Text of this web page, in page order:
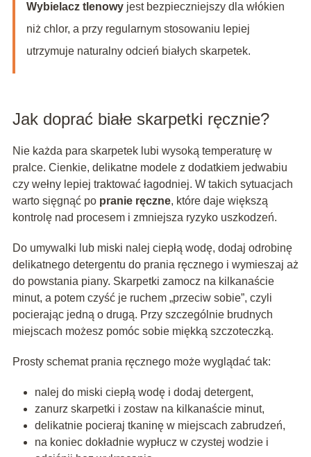
Wybielacz tlenowyjest bezpieczniejszy dla włókien
niż chlor, a przy regularnym stosowaniu lepiej
utrzymuje naturalny odcień białych skarpetek.
Jak doprać białe skarpetki ręcznie?
Nie każda para skarpetek lubi wysoką temperaturę w
pralce. Cienkie, delikatne modele z dodatkiem jedwabiu
czy wełny lepiej traktować łagodniej. W takich sytuacjach
warto sięgnąć po pranie ręczne, które daje większą
kontrolę nad procesem i zmniejsza ryzyko uszkodzeń.
Do umywalki lub miski nalej ciepłą wodę, dodaj odrobinę
delikatnego detergentu do prania ręcznego i wymieszaj aż
do powstania piany. Skarpetki zamocz na kilkanaście
minut, a potem czyść je ruchem „przeciw sobie”, czyli
pocierając jedną o drugą. Przy szczególnie brudnych
miejscach możesz pomóc sobie miękką szczoteczką.
Prosty schemat prania ręcznego może wyglądać tak:
nalej do miski ciepłą wodę i dodaj detergent,
zanurz skarpetki i zostaw na kilkanaście minut,
delikatnie pocieraj tkaninę w miejscach zabrudzeń,
na koniec dokładnie wypłucz w czystej wodzie i